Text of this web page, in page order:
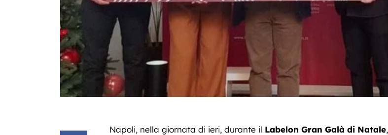
Napoli, nella giornata di ieri, durante il Labelon Gran Galà di Natale,